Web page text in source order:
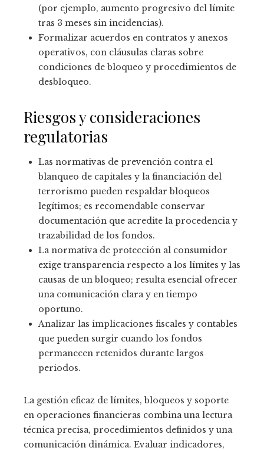
(por ejemplo, aumento progresivo del límite
tras 3 meses sin incidencias).
Formalizar acuerdos en contratos y anexos
operativos, con cláusulas claras sobre
condiciones de bloqueo y procedimientos de
desbloqueo.
Riesgos y consideraciones
regulatorias
Las normativas de prevención contra el
blanqueo de capitales y la financiación del
terrorismo pueden respaldar bloqueos
legítimos; es recomendable conservar
documentación que acredite la procedencia y
trazabilidad de los fondos.
La normativa de protección al consumidor
exige transparencia respecto a los límites y las
causas de un bloqueo; resulta esencial ofrecer
una comunicación clara y en tiempo
oportuno.
Analizar las implicaciones fiscales y contables
que pueden surgir cuando los fondos
permanecen retenidos durante largos
periodos.
La gestión eficaz de límites, bloqueos y soporte
en operaciones financieras combina una lectura
técnica precisa, procedimientos definidos y una
comunicación dinámica. Evaluar indicadores,